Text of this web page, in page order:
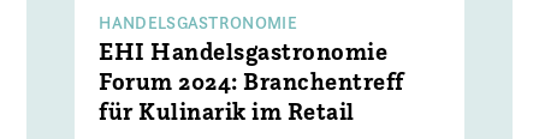
HANDELSGASTRONOMIE
EHI Handelsgastronomie
Forum 2024: Branchentreff
für Kulinarik im Retail